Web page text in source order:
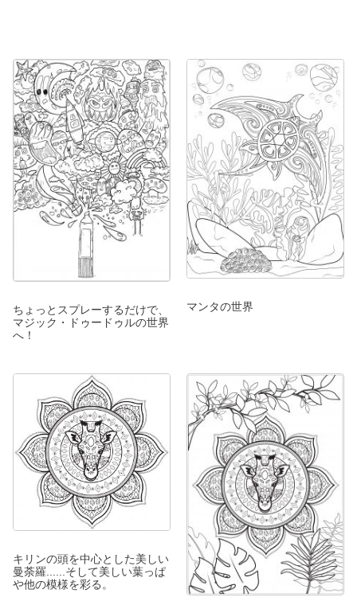
ちょっとスプレーするだけで、
マジック・ドゥードゥルの世界
へ！
マンタの世界
キリンの頭を中心とした美しい
曼荼羅......そして美しい葉っぱ
や他の模様を彩る。